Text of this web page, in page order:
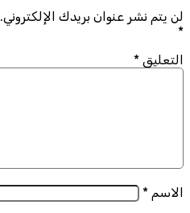
لن يتم نشر عنوان بريدك الإلكتروني.
*
التعليق *
الاسم *